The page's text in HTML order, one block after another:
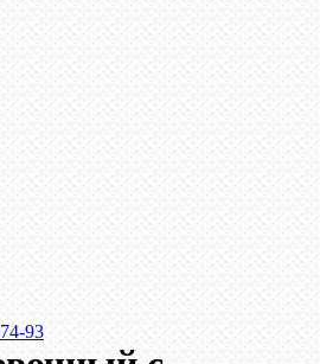
93